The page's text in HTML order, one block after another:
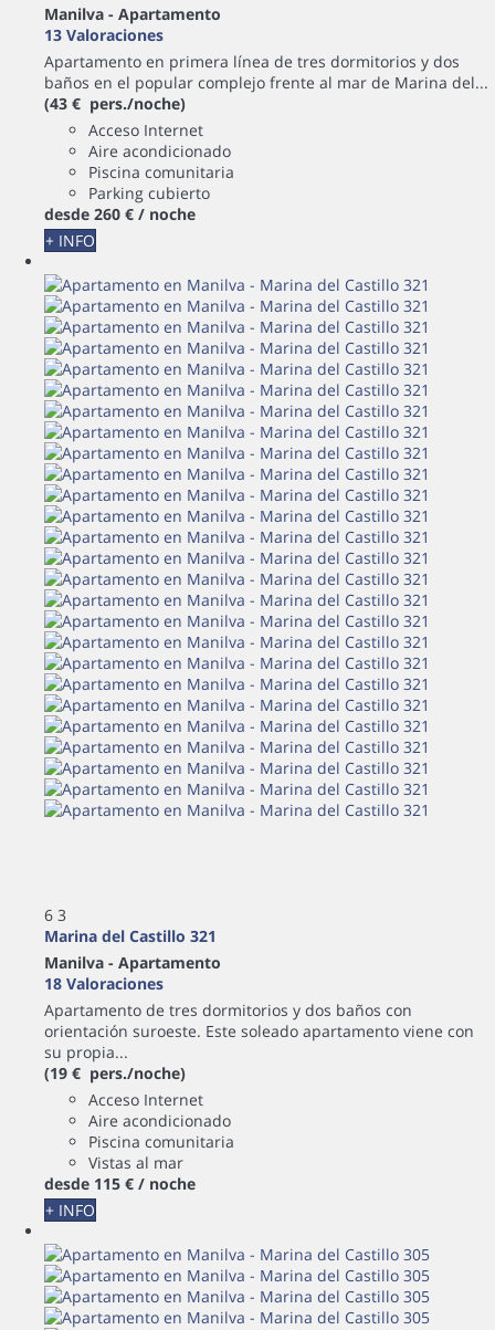
Manilva - Apartamento
13 Valoraciones
Apartamento en primera línea de tres dormitorios y dos
baños en el popular complejo frente al mar de Marina del...
(43 € pers./noche)
Acceso Internet
Aire acondicionado
Piscina comunitaria
Parking cubierto
desde 260 € / noche
+ INFO
6 3
Marina del Castillo 321
Manilva - Apartamento
18 Valoraciones
Apartamento de tres dormitorios y dos baños con
orientación suroeste. Este soleado apartamento viene con
su propia...
(19 € pers./noche)
Acceso Internet
Aire acondicionado
Piscina comunitaria
Vistas al mar
desde 115 € / noche
+ INFO